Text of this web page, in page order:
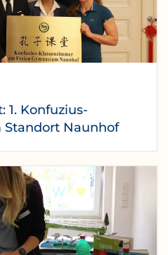
1. Konfuzius-
Standort Naunhof